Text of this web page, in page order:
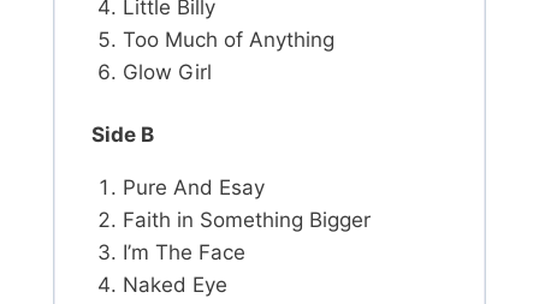
Little Billy
Too Much of Anything
Glow Girl
Side B
Pure And Esay
Faith in Something Bigger
I’m The Face
Naked Eye